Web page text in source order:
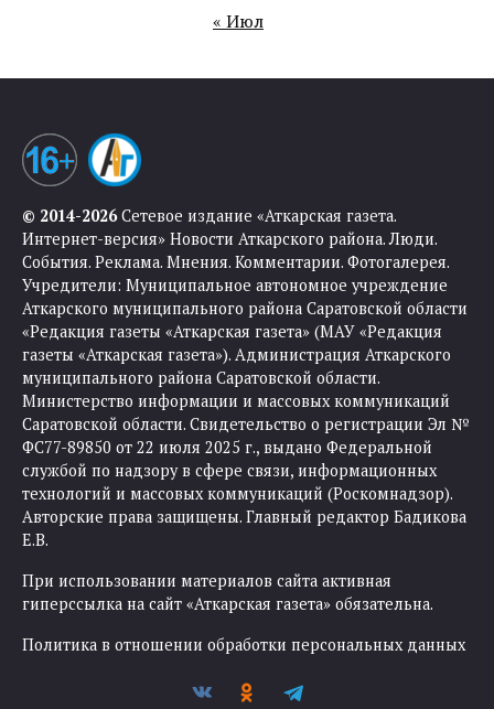
« Июл
© 2014-2026Сетевое издание «Аткарская газета.
Интернет-версия» Новости Аткарского района. Люди.
События. Реклама. Мнения. Комментарии. Фотогалерея.
Учредители: Муниципальное автономное учреждение
Аткарского муниципального района Саратовской области
«Редакция газеты «Аткарская газета» (МАУ «Редакция
газеты «Аткарская газета»). Администрация Аткарского
муниципального района Саратовской области.
Министерство информации и массовых коммуникаций
Саратовской области. Свидетельство о регистрации Эл №
ФС77-89850 от 22 июля 2025 г., выдано Федеральной
службой по надзору в сфере связи, информационных
технологий и массовых коммуникаций (Роскомнадзор).
Авторские права защищены. Главный редактор Бадикова
Е.В.
При использовании материалов сайта активная
гиперссылка на сайт «Аткарская газета» обязательна.
Политика в отношении обработки персональных данных